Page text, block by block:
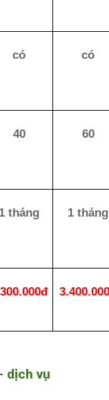
có có
40 60
1 tháng 1 tháng
dịch vụ